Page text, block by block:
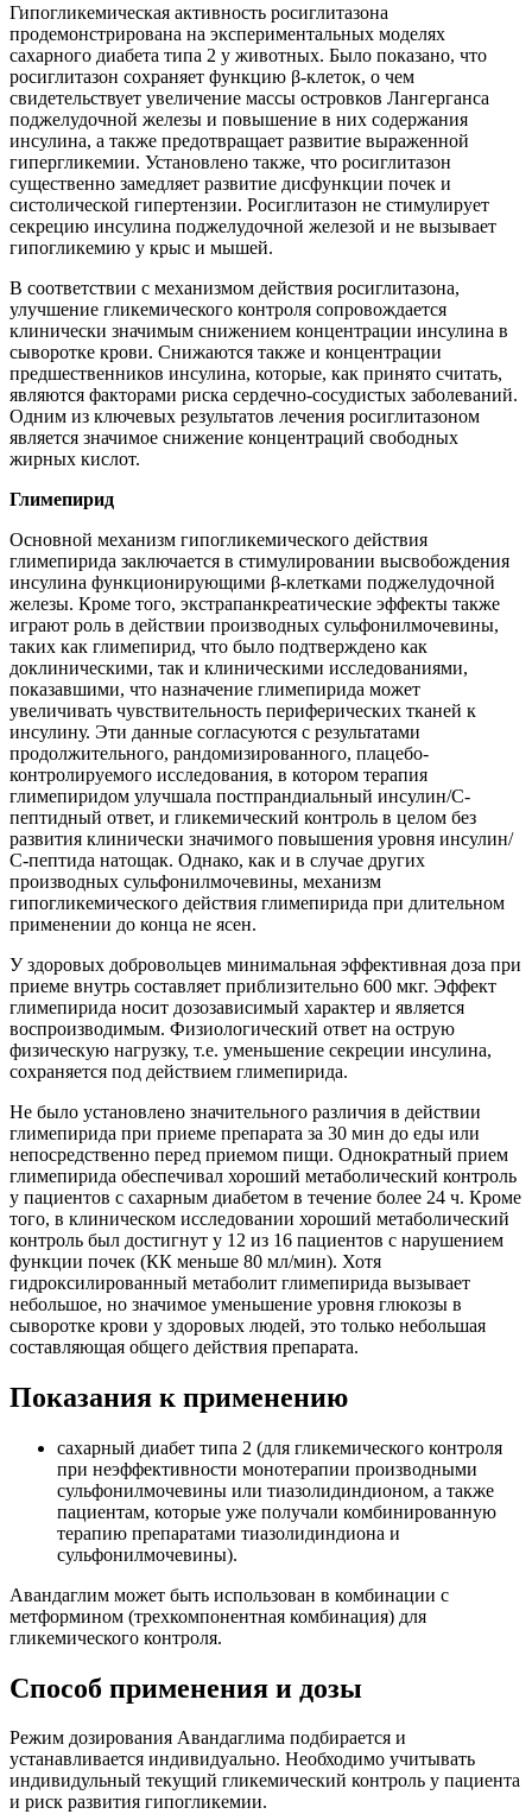
Гипогликемическая активность росиглитазона
продемонстрирована на экспериментальных моделях
сахарного диабета типа 2 у животных. Было показано, что
росиглитазон сохраняет функцию β-клеток, о чем
свидетельствует увеличение массы островков Лангерганса
поджелудочной железы и повышение в них содержания
инсулина, а также предотвращает развитие выраженной
гипергликемии. Установлено также, что росиглитазон
существенно замедляет развитие дисфункции почек и
систолической гипертензии. Росиглитазон не стимулирует
секрецию инсулина поджелудочной железой и не вызывает
гипогликемию у крыс и мышей.
В соответствии с механизмом действия росиглитазона,
улучшение гликемического контроля сопровождается
клинически значимым снижением концентрации инсулина в
сыворотке крови. Снижаются также и концентрации
предшественников инсулина, которые, как принято считать,
являются факторами риска сердечно-сосудистых заболеваний.
Одним из ключевых результатов лечения росиглитазоном
является значимое снижение концентраций свободных
жирных кислот.
Глимепирид
Основной механизм гипогликемического действия
глимепирида заключается в стимулировании высвобождения
инсулина функционирующими β-клетками поджелудочной
железы. Кроме того, экстрапанкреатические эффекты также
играют роль в действии производных сульфонилмочевины,
таких как глимепирид, что было подтверждено как
доклиническими, так и клиническими исследованиями,
показавшими, что назначение глимепирида может
увеличивать чувствительность периферических тканей к
инсулину. Эти данные согласуются с результатами
продолжительного, рандомизированного, плацебо-
контролируемого исследования, в котором терапия
глимепиридом улучшала постпрандиальный инсулин/С-
пептидный ответ, и гликемический контроль в целом без
развития клинически значимого повышения уровня инсулин/
С-пептида натощак. Однако, как и в случае других
производных сульфонилмочевины, механизм
гипогликемического действия глимепирида при длительном
применении до конца не ясен.
У здоровых добровольцев минимальная эффективная доза при
приеме внутрь составляет приблизительно 600 мкг. Эффект
глимепирида носит дозозависимый характер и является
воспроизводимым. Физиологический ответ на острую
физическую нагрузку, т.е. уменьшение секреции инсулина,
сохраняется под действием глимепирида.
Не было установлено значительного различия в действии
глимепирида при приеме препарата за 30 мин до еды или
непосредственно перед приемом пищи. Однократный прием
глимепирида обеспечивал хороший метаболический контроль
у пациентов с сахарным диабетом в течение более 24 ч. Кроме
того, в клиническом исследовании хороший метаболический
контроль был достигнут у 12 из 16 пациентов с нарушением
функции почек (КК меньше 80 мл/мин). Хотя
гидроксилированный метаболит глимепирида вызывает
небольшое, но значимое уменьшение уровня глюкозы в
сыворотке крови у здоровых людей, это только небольшая
составляющая общего действия препарата.
Показания к применению
сахарный диабет типа 2 (для гликемического контроля
при неэффективности монотерапии производными
сульфонилмочевины или тиазолидиндионом, а также
пациентам, которые уже получали комбинированную
терапию препаратами тиазолидиндиона и
сульфонилмочевины).
Авандаглим может быть использован в комбинации с
метформином (трехкомпонентная комбинация) для
гликемического контроля.
Способ применения и дозы
Режим дозирования Авандаглима подбирается и
устанавливается индивидуально. Необходимо учитывать
индивидульный текущий гликемический контроль у пациента
и риск развития гипогликемии.